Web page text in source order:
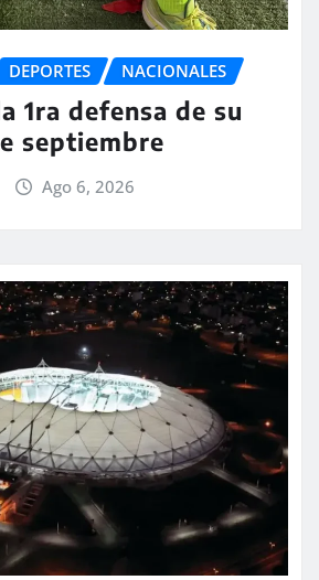
DEPORTES NACIONALES
1ra defensa de su
septiembre
Ago 6, 2026